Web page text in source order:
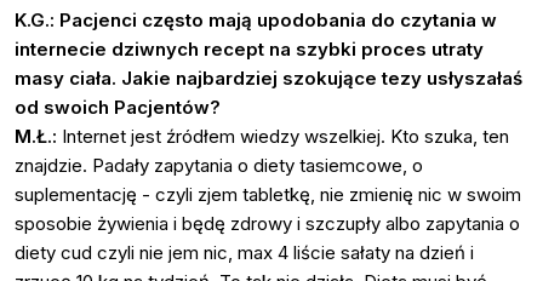
K.G.: Pacjenci często mają upodobania do czytania w
internecie dziwnych recept na szybki proces utraty
masy ciała. Jakie najbardziej szokujące tezy usłyszałaś
od swoich Pacjentów?
M.Ł.: Internet jest źródłem wiedzy wszelkiej. Kto szuka, ten
znajdzie. Padały zapytania o diety tasiemcowe, o
suplementację - czyli zjem tabletkę, nie zmienię nic w swoim
sposobie żywienia i będę zdrowy i szczupły albo zapytania o
diety cud czyli nie jem nic, max 4 liście sałaty na dzień i